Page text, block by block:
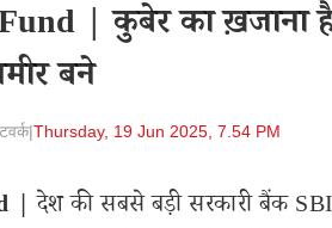
| कुबेर का
बने
|Thursday, 19 Jun 2025, 7.54 PM
| देश की सबसे बड़ी सरकारी बैंक